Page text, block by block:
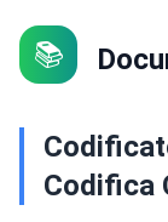
📚
Codifica